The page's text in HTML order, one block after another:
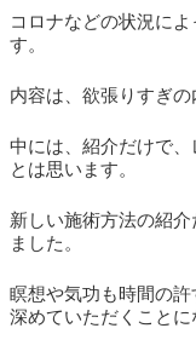
コロナなどの状況に
す。
内容は、欲張りすぎの
中には、紹介だけで
とは思います。
新しい施術方法の紹
ました。
瞑想や気功も時間の
深めていただくことに